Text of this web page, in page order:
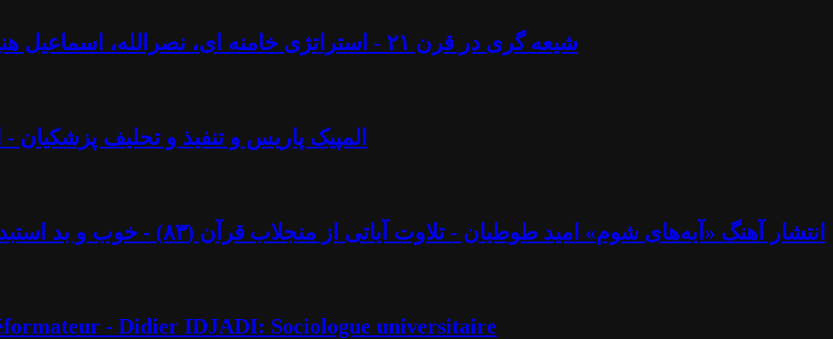
شیعه گری در قرن ۲۱ - استراتژی خامنه ای، نصرالله، اسماعیل هنیه، پوتین، چاوز و مادورو - دکتر جلال ایجادی
المپیک پاریس و تنفیذ و تحلیف پزشکیان
انتشار آهنگ «آیه‌های شوم» امید طوطیان - تلاوت آیاتی از منجلاب قرآن (۸۳) - خوب و بد استبداد پهلوی - آزاد فارسانی، روشنگران قادسیه
- Didier IDJADI: Sociologue universitaire